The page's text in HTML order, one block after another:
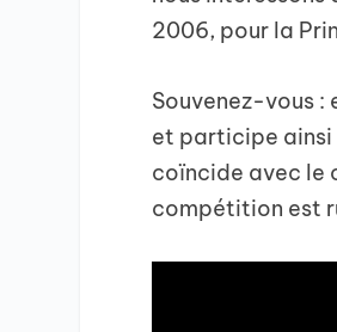
2006, pour la
Souvenez-vous :
et participe ainsi
coïncide avec le
compétition est